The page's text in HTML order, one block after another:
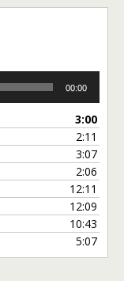
00:00
3:00
2:11
3:07
2:06
12:11
12:09
10:43
5:07